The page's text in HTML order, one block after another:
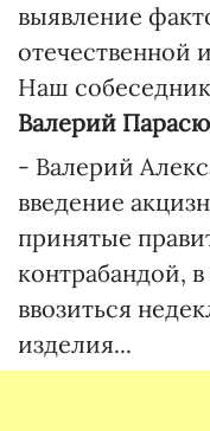
выявление
отечественной
Наш
Валерий
- Валерий
введение
принятые
контрабандой,
ввозиться
изделия...